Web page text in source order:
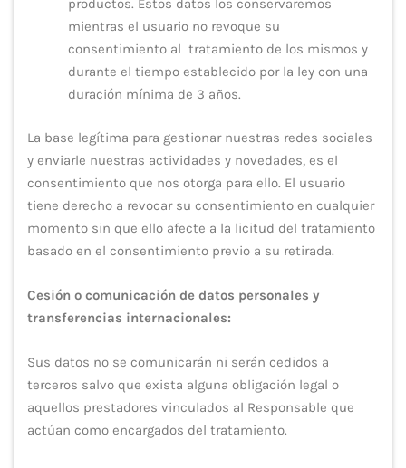
productos. Estos datos los conservaremos
mientras el usuario no revoque su
consentimiento al tratamiento de los mismos y
durante el tiempo establecido por la ley con una
duración mínima de 3 años.
La base legítima para gestionar nuestras redes sociales
y enviarle nuestras actividades y novedades, es el
consentimiento que nos otorga para ello. El usuario
tiene derecho a revocar su consentimiento en cualquier
momento sin que ello afecte a la licitud del tratamiento
basado en el consentimiento previo a su retirada.
Cesión o comunicación de datos personales y
transferencias internacionales:
Sus datos no se comunicarán ni serán cedidos a
terceros salvo que exista alguna obligación legal o
aquellos prestadores vinculados al Responsable que
actúan como encargados del tratamiento.